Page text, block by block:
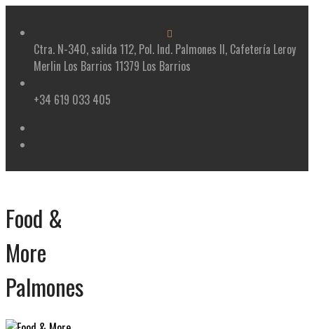
contentCtra. N-340, salida 112, Pol. Ind. Palmones II, Cafetería Leroy
Merlin Los Barrios 11379 Los Barrios
+34 619 033 405
Food &
More
Palmones